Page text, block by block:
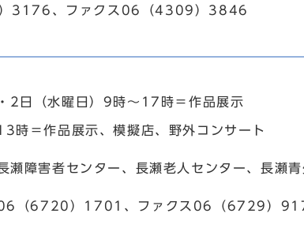
3176、ファクス06（4309）3846
2日（水曜日）9時～17時＝作品展示
時＝作品展示、模擬店、野外コンサート
瀬障害者センター、長瀬老人センター、長瀬
（6720）1701、ファクス06（6729）